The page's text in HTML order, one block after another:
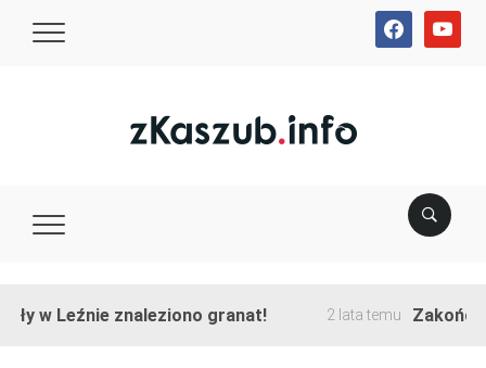
facebookyoutube
znaleziono granat! 2 lata temu Zakończono